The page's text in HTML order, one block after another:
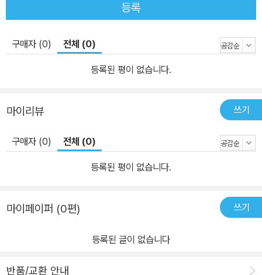
등록
구매자 (0) 전체 (0)
등록된 평이 없습니다.
마이리뷰 쓰기
구매자 (0) 전체 (0)
등록된 평이 없습니다.
마이페이퍼 (0편) 쓰기
등록된 글이 없습니다
반품/교환 안내